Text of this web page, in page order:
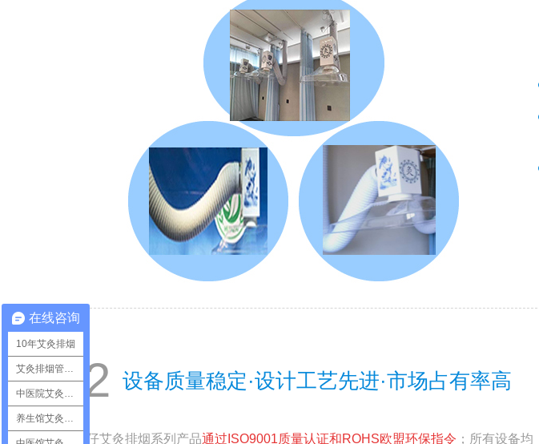
02 设备质量稳定·设计工艺先进·市场占有率高
华仔艾灸排烟系列产品通过ISO9001质量认证和ROHS欧盟环保指令 ；所有设备均
在线咨询
10年艾灸排烟
艾灸排烟管道安装
中医院艾灸排烟
养生馆艾灸排烟